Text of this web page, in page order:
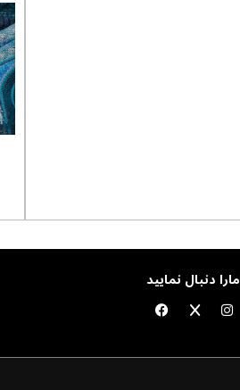
مارا دنبال نمایید